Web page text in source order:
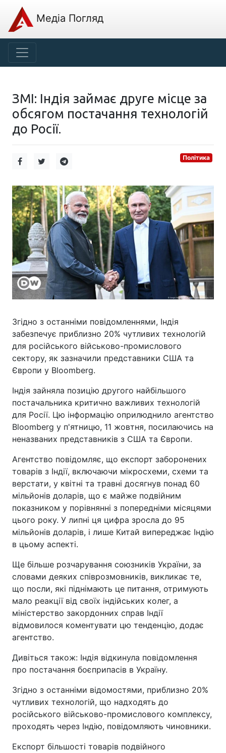
Медіа Погляд
ЗМІ: Індія займає друге місце за
обсягом постачання технологій
до Росії.
Політика
Згідно з останніми повідомленнями, Індія
забезпечує приблизно 20% чутливих технологій
для російського військово-промислового
сектору, як зазначили представники США та
Європи у Bloomberg.
Індія зайняла позицію другого найбільшого
постачальника критично важливих технологій
для Росії. Цю інформацію оприлюднило агентство
Bloomberg у п'ятницю, 11 жовтня, посилаючись на
неназваних представників з США та Європи.
Агентство повідомляє, що експорт заборонених
товарів з Індії, включаючи мікросхеми, схеми та
верстати, у квітні та травні досягнув понад 60
мільйонів доларів, що є майже подвійним
показником у порівнянні з попередніми місяцями
цього року. У липні ця цифра зросла до 95
мільйонів доларів, і лише Китай випереджає Індію
в цьому аспекті.
Ще більше розчарування союзників України, за
словами деяких співрозмовників, викликає те,
що посли, які піднімають це питання, отримують
мало реакції від своїх індійських колег, а
міністерство закордонних справ Індії
відмовилося коментувати цю тенденцію, додає
агентство.
Дивіться також: Індія відкинула повідомлення
про постачання боєприпасів в Україну.
Згідно з останніми відомостями, приблизно 20%
чутливих технологій, що надходять до
російського військово-промислового комплексу,
проходять через Індію, повідомляють чиновники.
Експорт більшості товарів подвійного